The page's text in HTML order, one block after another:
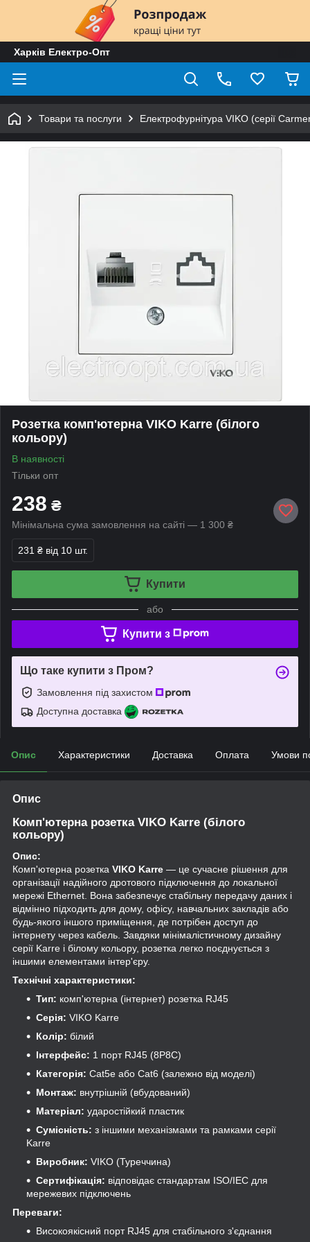
Харків Електро-Опт
Товари та послуги Електрофурнітура VIKO (серії
Розетка комп'ютерна VIKO Karre (білого
кольору)
В наявності
Тільки опт
238 ₴
Мінімальна сума замовлення на сайті — 1 300 ₴
231 ₴ від 10 шт.
Купити
або
Купити з
Що таке купити з Пром?
Замовлення під захистом
Доступна доставка
Опис Характеристики Доставка Оплата Умови
Опис
Комп'ютерна розетка VIKO Karre (білого
кольору)
Опис:
Комп'ютерна розетка VIKO Karre — це сучасне рішення для
організації надійного дротового підключення до локальної
мережі Ethernet. Вона забезпечує стабільну передачу даних і
відмінно підходить для дому, офісу, навчальних закладів або
будь-якого іншого приміщення, де потрібен доступ до
інтернету через кабель. Завдяки мінімалістичному дизайну
серії Karre і білому кольору, розетка легко поєднується з
іншими елементами інтер'єру.
Технічні характеристики:
Тип: комп'ютерна (інтернет) розетка RJ45
Серія: VIKO Karre
Колір: білий
Інтерфейс: 1 порт RJ45 (8P8C)
Категорія: Cat5e або Cat6 (залежно від моделі)
Монтаж: внутрішній (вбудований)
Матеріал: ударостійкий пластик
Сумісність: з іншими механізмами та рамками серії
Karre
Виробник: VIKO (Туреччина)
Сертифікація: відповідає стандартам ISO/IEC для
мережевих підключень
Переваги:
Високоякісний порт RJ45 для стабільного з'єднання